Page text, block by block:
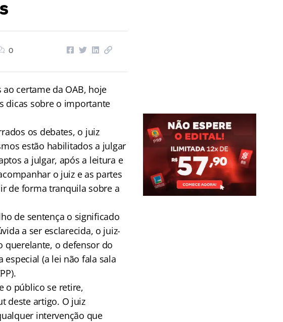
0
certame da OAB, hoje
dicas sobre o importante
os debates, o juiz
estão habilitados a julgar
a julgar, após a leitura e
o juiz e as partes
de forma tranquila sobre a
de sentença o significado
a ser esclarecida, o juiz-
querelante, o defensor do
(a lei não fala sala
o público se retire,
deste artigo. O juiz
intervenção que